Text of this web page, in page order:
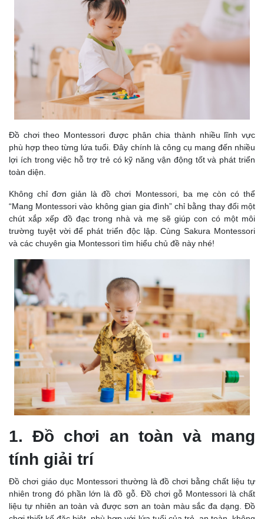
Đồ chơi theo Montessori được phân chia thành nhiều lĩnh vực
phù hợp theo từng lứa tuổi. Đây chính là công cụ mang đến nhiều
lợi ích trong việc hỗ trợ trẻ có kỹ năng vận động tốt và phát triển
toàn diện.
Không chỉ đơn giản là đồ chơi Montessori, ba mẹ còn có thể
“Mang Montessori vào không gian gia đình” chỉ bằng thay đổi một
chút xắp xếp đồ đạc trong nhà và mẹ sẽ giúp con có một môi
trường tuyệt vời để phát triển độc lập. Cùng Sakura Montessori
và các chuyên gia Montessori tìm hiểu chủ đề này nhé!
1. Đồ chơi an toàn và mang
tính giải trí
Đồ chơi giáo dục Montessori thường là đồ chơi bằng chất liệu tự
nhiên trong đó phần lớn là đồ gỗ. Đồ chơi gỗ Montessori là chất
liệu tự nhiên an toàn và được sơn an toàn màu sắc đa dạng. Đồ